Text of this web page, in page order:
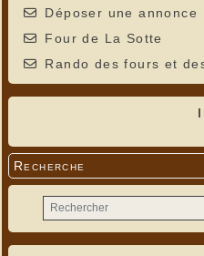
Déposer une annonce
Four de La Sotte
Rando des fours et
Recherche